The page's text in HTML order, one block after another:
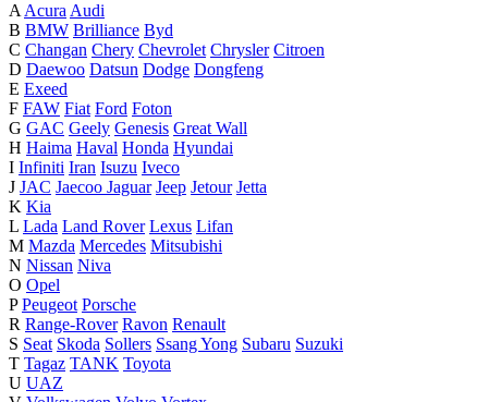
A Acura Audi
B BMW Brilliance Byd
C Changan Chery Chevrolet Chrysler Citroen
D Daewoo Datsun Dodge Dongfeng
E Exeed
F FAW Fiat Ford Foton
G GAC Geely Genesis Great Wall
H Haima Haval Honda Hyundai
I Infiniti Iran Isuzu Iveco
J JAC Jaecoo Jaguar Jeep Jetour Jetta
K Kia
L Lada Land Rover Lexus Lifan
M Mazda Mercedes Mitsubishi
N Nissan Niva
O Opel
P Peugeot Porsche
R Range-Rover Ravon Renault
S Seat Skoda Sollers Ssang Yong Subaru Suzuki
T Tagaz TANK Toyota
U UAZ